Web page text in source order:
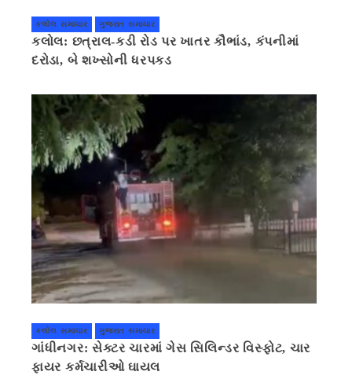
કલોલ સમાચાર ગુજરાત સમાચાર
કલોલ: છત્રાલ-કડી રોડ પર ખાતર કૌભાંડ, કંપનીમાં
દરોડા, બે શખ્સોની ધરપકડ
કલોલ સમાચાર ગુજરાત સમાચાર
ગાંધીનગર: સેક્ટર ચારમાં ગેસ સિલિન્ડર વિસ્ફોટ, ચાર
ફાયર કર્મચારીઓ ઘાયલ